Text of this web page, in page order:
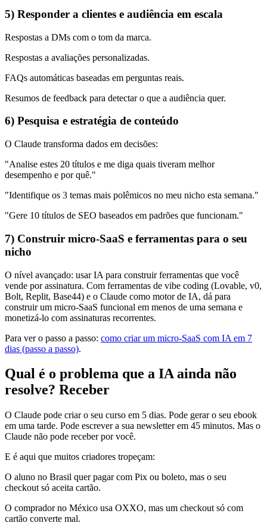
5) Responder a clientes e audiência em escala
Respostas a DMs com o tom da marca.
Respostas a avaliações personalizadas.
FAQs automáticas baseadas em perguntas reais.
Resumos de feedback para detectar o que a audiência quer.
6) Pesquisa e estratégia de conteúdo
O Claude transforma dados em decisões:
"Analise estes 20 títulos e me diga quais tiveram melhor
desempenho e por quê."
"Identifique os 3 temas mais polêmicos no meu nicho esta semana."
"Gere 10 títulos de SEO baseados em padrões que funcionam."
7) Construir micro-SaaS e ferramentas para o seu
nicho
O nível avançado: usar IA para construir ferramentas que você
vende por assinatura. Com ferramentas de vibe coding (Lovable, v0,
Bolt, Replit, Base44) e o Claude como motor de IA, dá para
construir um micro-SaaS funcional em menos de uma semana e
monetizá-lo com assinaturas recorrentes.
Para ver o passo a passo: como criar um micro-SaaS com IA em 7
dias (passo a passo).
Qual é o problema que a IA ainda não
resolve? Receber
O Claude pode criar o seu curso em 5 dias. Pode gerar o seu ebook
em uma tarde. Pode escrever a sua newsletter em 45 minutos. Mas o
Claude não pode receber por você.
E é aqui que muitos criadores tropeçam:
O aluno no Brasil quer pagar com Pix ou boleto, mas o seu
checkout só aceita cartão.
O comprador no México usa OXXO, mas um checkout só com
cartão converte mal.